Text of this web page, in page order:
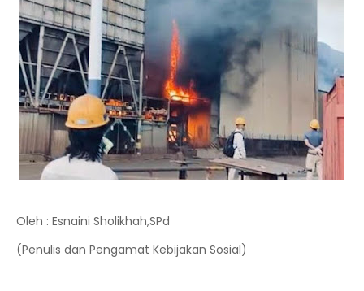
Oleh : Esnaini Sholikhah,SPd
(Penulis dan Pengamat Kebijakan Sosial)